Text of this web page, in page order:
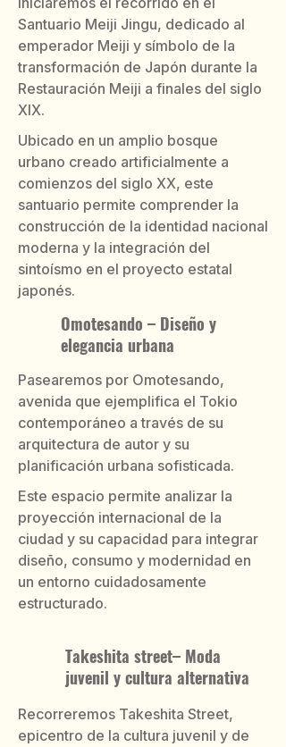
Santuario Meiji Jingu, dedicado al
emperador Meiji y símbolo de la
transformación de Japón durante la
Restauración Meiji a finales del siglo
XIX.
Ubicado en un amplio bosque
urbano creado artificialmente a
comienzos del siglo XX, este
santuario permite comprender la
construcción de la identidad nacional
moderna y la integración del
sintoísmo en el proyecto estatal
japonés.
Omotesando – Diseño y
elegancia urbana
Pasearemos por Omotesando,
avenida que ejemplifica el Tokio
contemporáneo a través de su
arquitectura de autor y su
planificación urbana sofisticada.
Este espacio permite analizar la
proyección internacional de la
ciudad y su capacidad para integrar
diseño, consumo y modernidad en
un entorno cuidadosamente
estructurado.
Takeshita street– Moda
juvenil y cultura alternativa
Recorreremos Takeshita Street,
epicentro de la cultura juvenil y de